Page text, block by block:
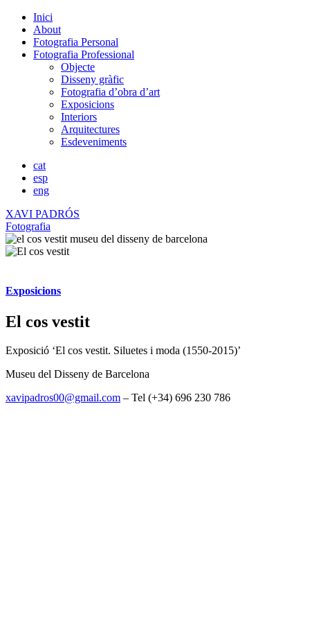
Inici
About
Fotografia Personal
Fotografia Professional
Objecte
Disseny gràfic
Fotografia d’obra d’art
Exposicions
Interiors
Arquitectures
Esdeveniments
cat
esp
eng
XAVI PADRÓS
Fotografia
Exposicions
El cos vestit
Exposició ‘El cos vestit. Siluetes i moda (1550-2015)’
Museu del Disseny de Barcelona
xavipadros00@gmail.com – Tel (+34) 696 230 786